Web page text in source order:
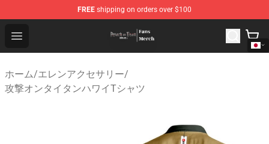
FREE shipping on orders over $100
Open menu
Attack On Titan Store - Official Attack On Titan
ホーム/エレンアクセサリー/
攻撃オンタイタンハワイTシャツ